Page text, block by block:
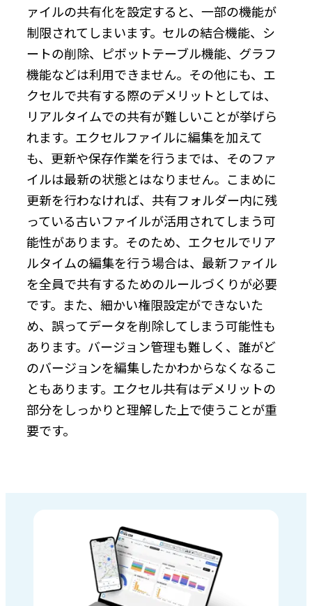
ァイルの共有化を設定すると、一部の機能が
制限されてしまいます。セルの結合機能、シ
ートの削除、ピボットテーブル機能、グラフ
機能などは利用できません。その他にも、エ
クセルで共有する際のデメリットとしては、
リアルタイムでの共有が難しいことが挙げら
れます。エクセルファイルに編集を加えて
も、更新や保存作業を行うまでは、そのファ
イルは最新の状態とはなりません。こまめに
更新を行わなければ、共有フォルダー内に残
っている古いファイルが活用されてしまう可
能性があります。そのため、エクセルでリア
ルタイムの編集を行う場合は、最新ファイル
を全員で共有するためのルールづくりが必要
です。また、細かい権限設定ができないた
め、誤ってデータを削除してしまう可能性も
あります。バージョン管理も難しく、誰がど
のバージョンを編集したかわからなくなるこ
ともあります。エクセル共有はデメリットの
部分をしっかりと理解した上で使うことが重
要です。